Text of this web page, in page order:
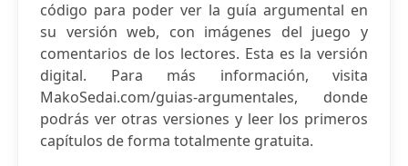
código para poder ver la guía argumental en
su versión web, con imágenes del juego y
comentarios de los lectores. Esta es la versión
digital. Para más información, visita
MakoSedai.com/guias-argumentales, donde
podrás ver otras versiones y leer los primeros
capítulos de forma totalmente gratuita.